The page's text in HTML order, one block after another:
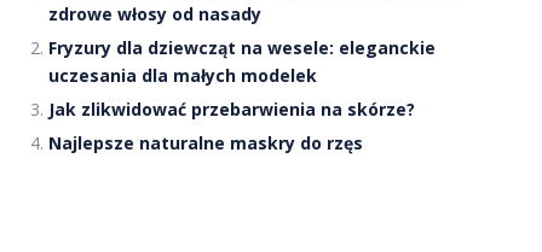
zdrowe włosy od nasady
Fryzury dla dziewcząt na wesele: eleganckie
uczesania dla małych modelek
Jak zlikwidować przebarwienia na skórze?
Najlepsze naturalne maskry do rzęs